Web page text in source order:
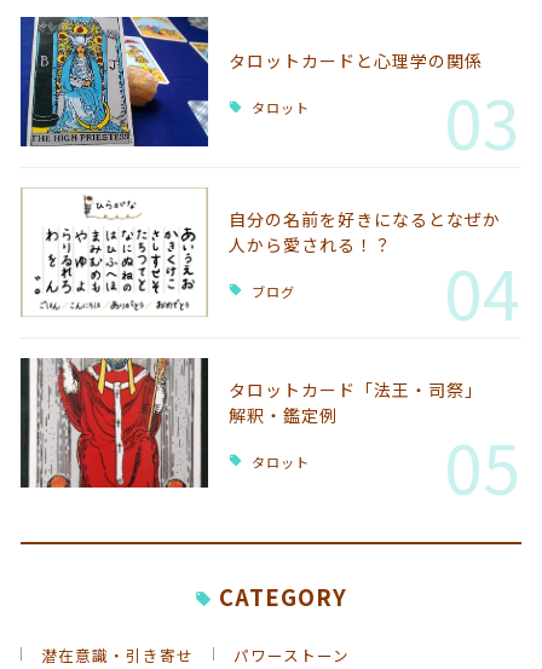
タロットカードと心理学の関係
タロット 03
自分の名前を好きになるとなぜか
人から愛される！？
ブログ 04
タロットカード「法王・司祭」
解釈・鑑定例
タロット 05
CATEGORY
潜在意識・引き寄せ パワーストーン